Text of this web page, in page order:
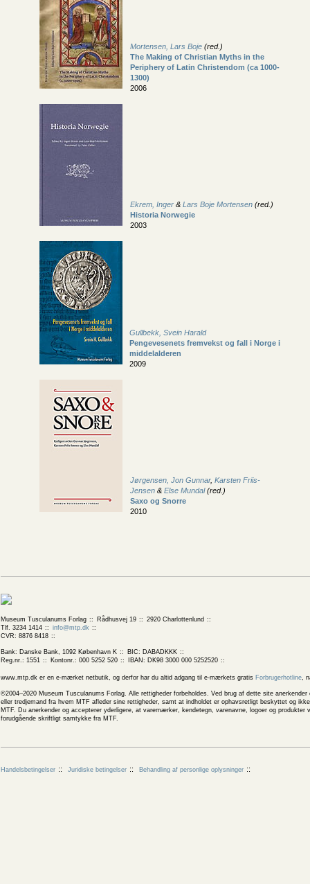
Mortensen, Lars Boje (red.)
The Making of Christian Myths in the
Periphery of Latin Christendom (ca 1000-
1300)
2006
Ekrem, Inger & Lars Boje Mortensen (red.)
Historia Norwegie
2003
Gullbekk, Svein Harald
Pengevesenets fremvekst og fall i Norge i
middelalderen
2009
Jørgensen, Jon Gunnar, Karsten Friis-
Jensen & Else Mundal(red.)
Saxo og Snorre
2010
Museum Tusculanums Forlag Rådhusvej 19
2920 Charlottenlund
Tlf. 3234 1414
info@mtp.dk
CVR: 8876 8418
Bank: Danske Bank, 1092 København K
BIC: DABADKKK
Reg.nr.: 1551
Kontonr.: 000 5252 520 IBAN: DK98 3000 000 5252520
www.mtp.dk er en e-mærket netbutik, og derfor har du altid adgang til e-mærkets gratis Forbrugerhotline,
©2004–2020 Museum Tusculanums Forlag. Alle rettigheder forbeholdes. Ved brug af dette site
eller tredjemand fra hvem MTF afleder sine rettigheder, samt at indholdet er ophavsretligt beskyttet og
MTF. Du anerkender og accepterer yderligere, at varemærker, kendetegn, varenavne, logoer og
forudgående skriftligt samtykke fra MTF.
Handelsbetingelser Juridiske betingelser Behandling af personlige oplysninger